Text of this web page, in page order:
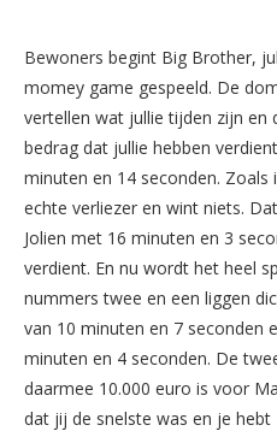
Bewoners begint Big Brother,
momey game gespeeld. De
vertellen wat jullie tijden zijn en
bedrag dat jullie hebben
minuten en 14 seconden. Zoals
echte verliezer en wint niets.
Jolien met 16 minuten en 3
verdient. En nu wordt het heel
nummers twee en een liggen
van 10 minuten en 7 seconden
minuten en 4 seconden. De
daarmee 10.000 euro is voor
dat jij de snelste was en je